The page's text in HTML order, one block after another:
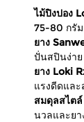
ไม้ปิงปอง
75-80 กรั
ยาง
ปั่นสปินง่า
ยาง Loki
แรงดีดและ
สมดุลสไต
นวลและยา